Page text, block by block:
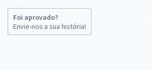
Foi aprovado?
Envie-nos a sua história!